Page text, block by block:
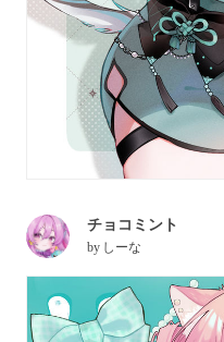
チョコミント
by しーな